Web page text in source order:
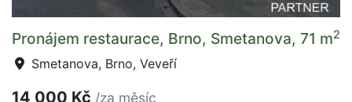
Pronájem restaurace, Brno, Smetanova, 71 m2
Smetanova, Brno, Veveří
14 000 Kč /za měsíc